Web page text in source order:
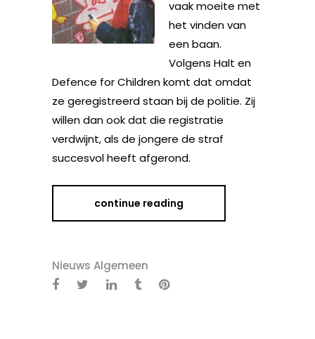
vaak moeite met
het vinden van
een baan.
Volgens Halt en
Defence for Children komt dat omdat
ze geregistreerd staan bij de politie. Zij
willen dan ook dat die registratie
verdwijnt, als de jongere de straf
succesvol heeft afgerond.
continue reading
Nieuws Algemeen